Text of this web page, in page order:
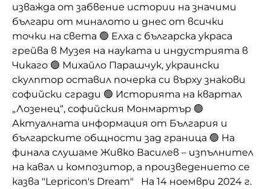
изважда от забвение истории на значими
българи от миналото и днес от всички
точки на света 🟢 Елха с българска украса
грейва в Музея на науката и индустрията в
Чикаго 🟢 Михайло Парашчук, украински
скулптор оставил почерка си върху знакови
софийски сгради 🟢 Историята на квартал
„Лозенец“, софийския Монмартър 🟢
Актуалната информация от България и
българските общности зад граница 🟢 На
финала слушаме Живко Василев – изпълнител
на кавал и композитор, а произведението се
казва "Lepricon's Dream" На 14 ноември 2024 г.